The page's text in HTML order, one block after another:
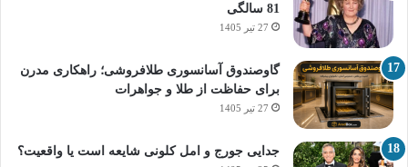
81 سالگی
27 تیر 1405
گاوصندوق آسانسوری طلافروشی؛ راهکاری مدرن
برای حفاظت از طلا و جواهرات
27 تیر 1405
جدایی جورج و امل کلونی شایعه است یا واقعیت؟